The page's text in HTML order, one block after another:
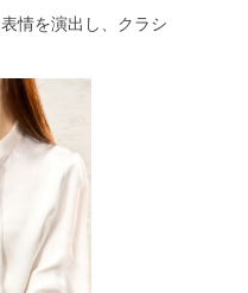
情を演出し、クラシ